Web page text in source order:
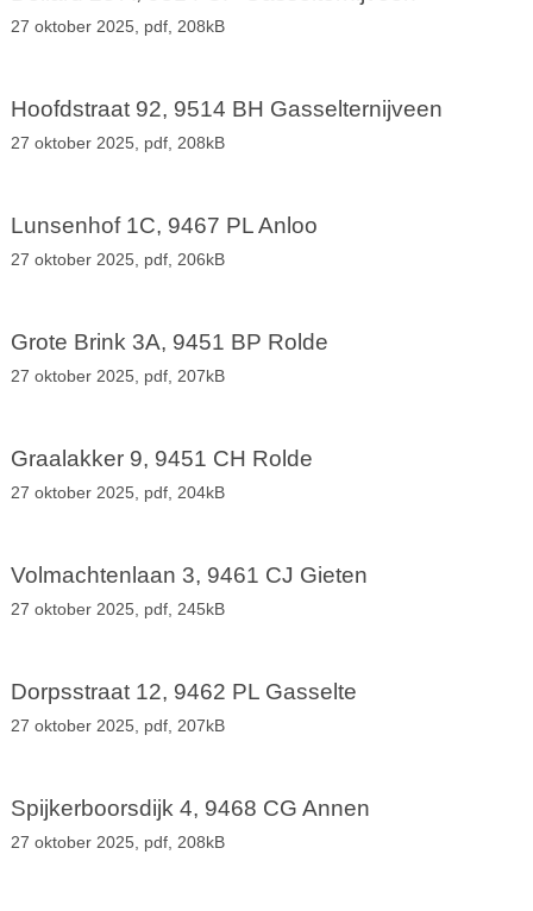
27 oktober 2025, pdf, 208kB
Hoofdstraat 92, 9514 BH Gasselternijveen
27 oktober 2025, pdf, 208kB
Lunsenhof 1C, 9467 PL Anloo
27 oktober 2025, pdf, 206kB
Grote Brink 3A, 9451 BP Rolde
27 oktober 2025, pdf, 207kB
Graalakker 9, 9451 CH Rolde
27 oktober 2025, pdf, 204kB
Volmachtenlaan 3, 9461 CJ Gieten
27 oktober 2025, pdf, 245kB
Dorpsstraat 12, 9462 PL Gasselte
27 oktober 2025, pdf, 207kB
Spijkerboorsdijk 4, 9468 CG Annen
27 oktober 2025, pdf, 208kB